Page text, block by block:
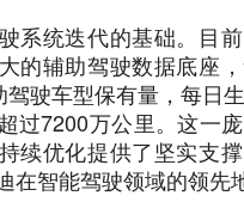
系统迭代的基础。目
的辅助驾驶数据底座
驾驶车型保有量，每日
过7200万公里。这一
续优化提供了坚实支
在智能驾驶领域的领先